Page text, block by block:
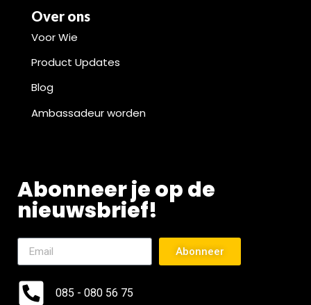
Over ons
Voor Wie
Product Updates
Blog
Ambassadeur worden
Abonneer je op de
nieuwsbrief!
Abonneer
085 - 080 56 75